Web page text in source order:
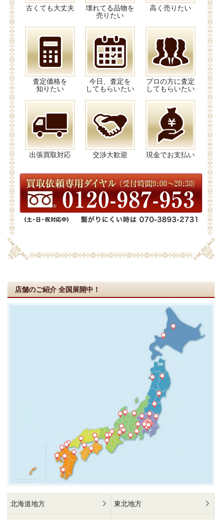
古くても大丈夫
壊れてる品物を
売りたい
高く売りたい
査定価格を
知りたい
今日、査定を
してもらいたい
プロの方に査定
してもらいたい
出張買取対応 交渉大歓迎 現金でお支払い
店舗のご紹介 全国展開中！
北海道地方 東北地方